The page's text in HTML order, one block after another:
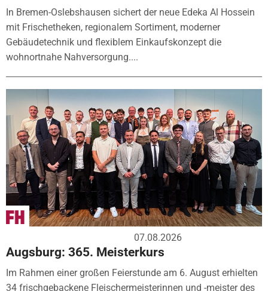
In Bremen-Oslebshausen sichert der neue Edeka Al Hossein
mit Frischetheken, regionalem Sortiment, moderner
Gebäudetechnik und flexiblem Einkaufskonzept die
wohnortnahe Nahversorgung....
07.08.2026
Augsburg: 365. Meisterkurs
Im Rahmen einer großen Feierstunde am 6. August erhielten
34 frischgebackene Fleischermeisterinnen und -meister des